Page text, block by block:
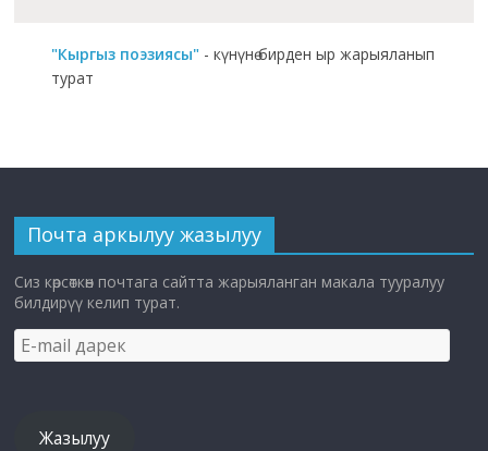
"Кыргыз поэзиясы" - күнүнө бирден ыр жарыяланып
турат
Почта аркылуу жазылуу
Сиз көрсөткөн почтага сайтта жарыяланган макала тууралуу
билдирүү келип турат.
E-
mail
Жазылуу